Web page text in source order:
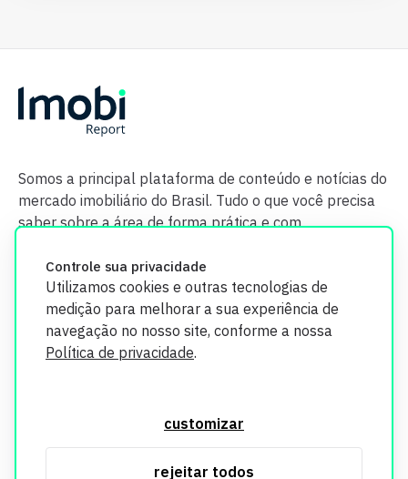
Controle sua privacidade
Utilizamos cookies e outras tecnologias de
medição para melhorar a sua experiência de
navegação no nosso site, conforme a nossa
Política de privacidade.
customizar
rejeitar todos
Somos a principal plataforma de conteúdo e notícias do
mercado imobiliário do Brasil. Tudo o que você precisa
saber sobre a área de forma prática e com
segurança. Todos os dados coletados em nosso site são
utilizados exclusivamente para fins de aprimoramento de
informações, consulte nossa Política de Privacidade.